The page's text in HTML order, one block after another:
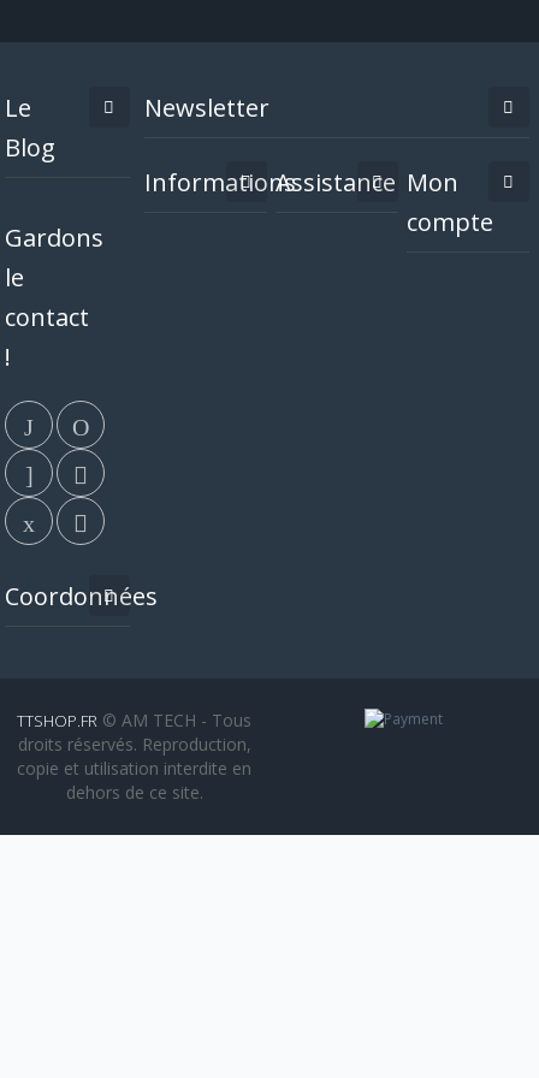
Le
Blog
Gardons
le
contact
!
Coordonnées
Newsletter
InformationsAssistance Mon
compte
TTSHOP.FR © AM TECH - Tous
droits réservés. Reproduction,
copie et utilisation interdite en
dehors de ce site.